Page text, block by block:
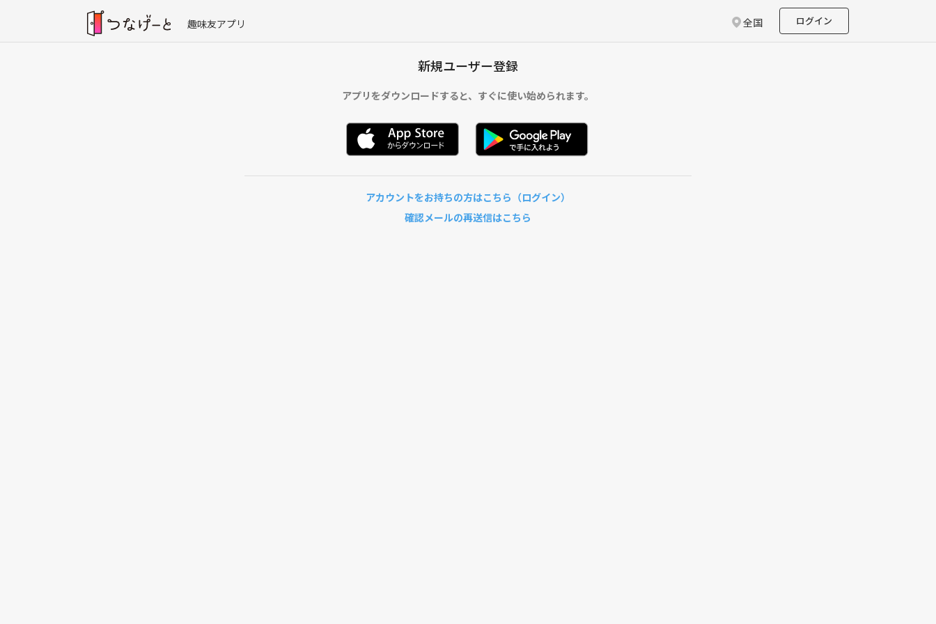
趣味友アプリ 全国 ログイン
新規ユーザー登録
アプリをダウンロードすると、 すぐに使い始められます。
アカウントをお持ちの方はこちら（ログイン）
確認メールの再送信はこちら